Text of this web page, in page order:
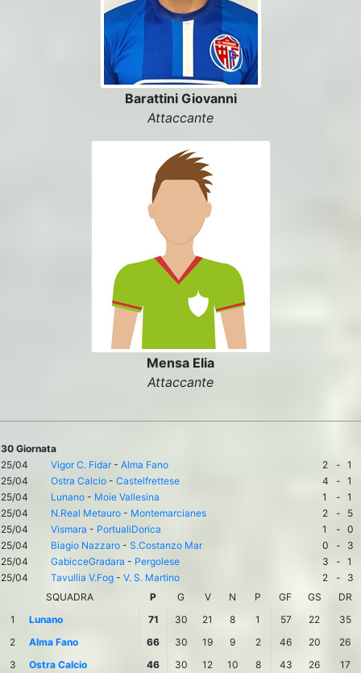
Barattini Giovanni
Attaccante
Mensa Elia
Attaccante
30 Giornata
25/04
Vigor C. Fidar- Alma Fano 2 - 1
25/04
Ostra Calcio - Castelfrettese 4 - 1
25/04
Lunano - Moie Vallesina 1 - 1
25/04
N.Real Metauro - Montemarcianes 2 -
5
25/04
Vismara - PortualiDorica 1 - 0
25/04
Biagio Nazzaro - S.Costanzo Mar 0 -
3
25/04
GabicceGradara - Pergolese 3 - 1
25/04
Tavullia V.Fog - V. S. Martino 2 -
3
SQUADRA
P G V N P GF GS
DR
1
Lunano 71 30 21 8 1 57 22
35
2
Alma Fano 66 30 19 9 2 46 20
26
3
Ostra Calcio 46 30 12 10 8 43 26
17